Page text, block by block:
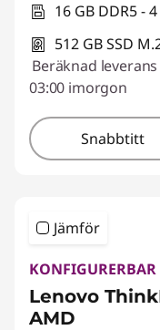
16 GB DDR5 -
512 GB SSD
Beräknad
03:00 imorgon
Snabbtitt
Jämför
Lenovo
AMD